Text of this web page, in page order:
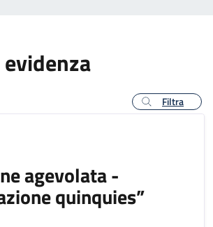
Filtra
agevolata -
quinquies”